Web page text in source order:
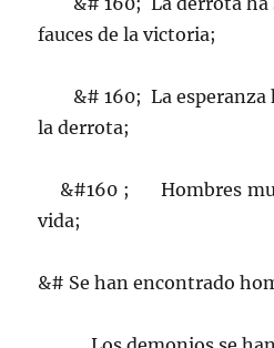
fauces de la victoria;
&# 160; La esperanza
la derrota;
&#160 ; Hombres
vida;
&# Se han encontrado